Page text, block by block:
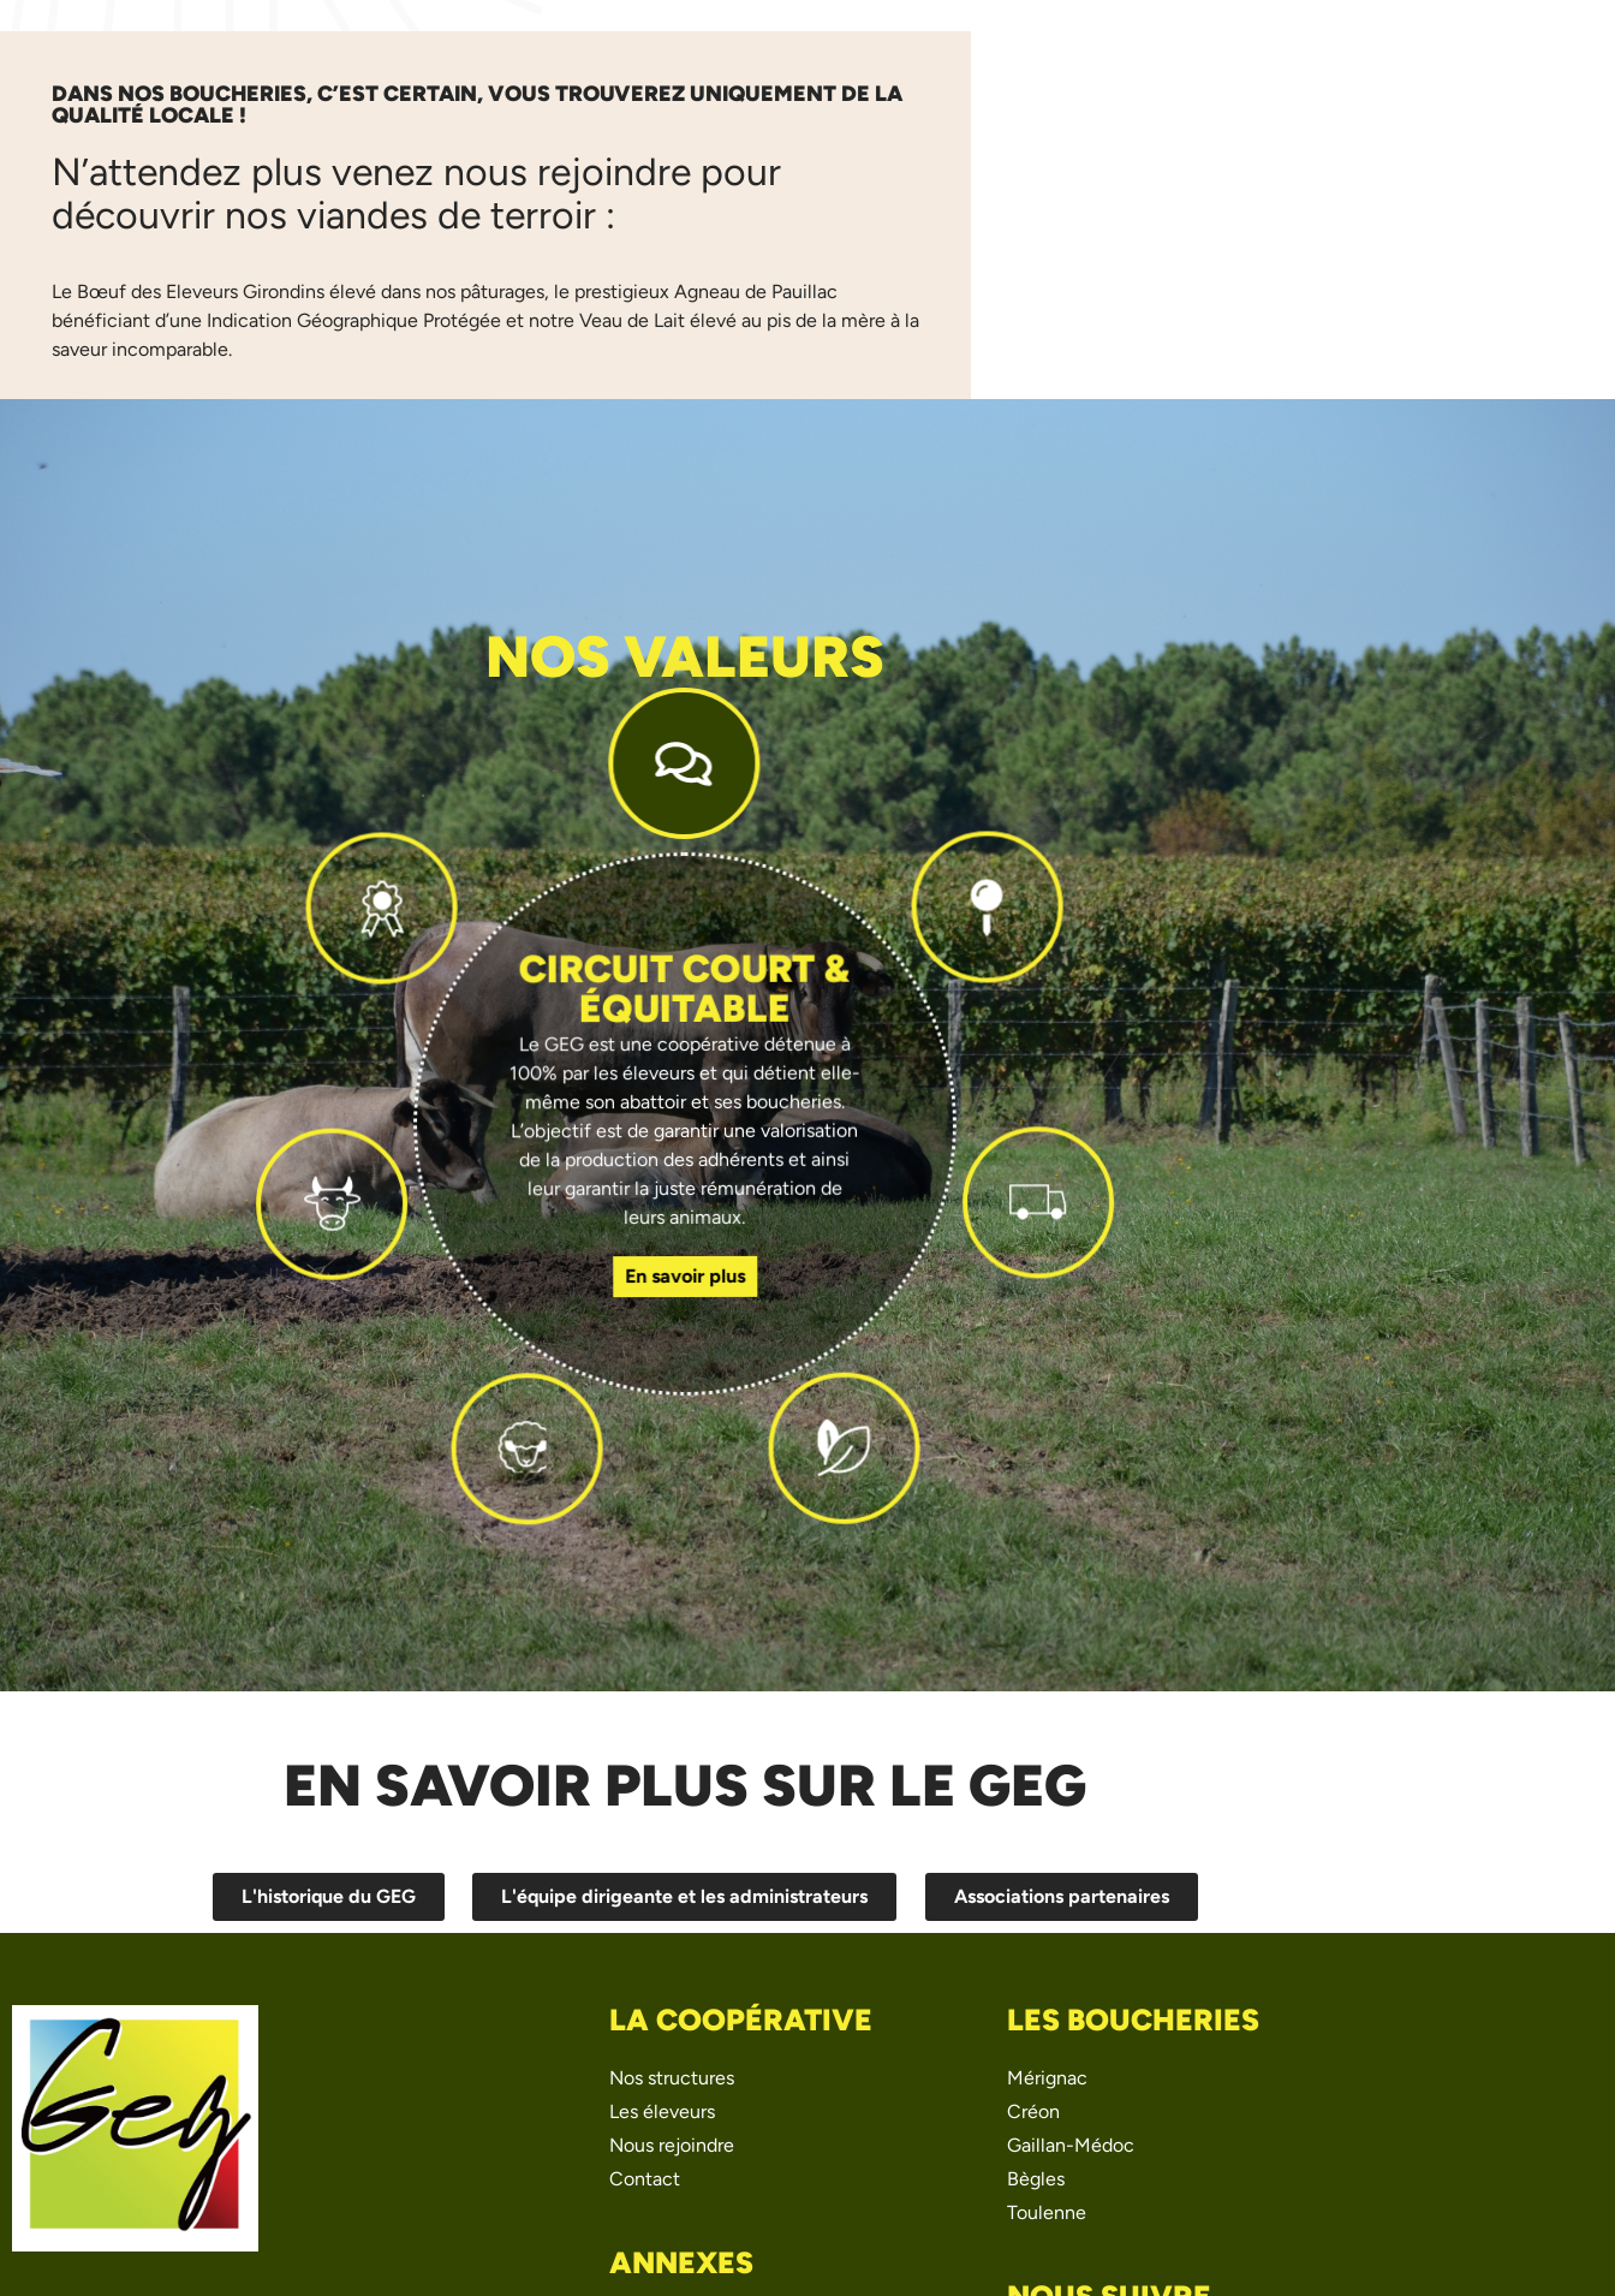
DANS NOS BOUCHERIES, C’EST CERTAIN, VOUS TROUVEREZ UNIQUEMENT DE LA
QUALITÉ LOCALE !
N’attendez plus venez nous rejoindre pour
découvrir nos viandes de terroir :
Le Bœuf des Eleveurs Girondins élevé dans nos pâturages, le prestigieux Agneau de Pauillac
bénéficiant d’une Indication Géographique Protégée et notre Veau de Lait élevé au pis de la mère à la
saveur incomparable.
NOS VALEURS
CIRCUIT COURT &
ÉQUITABLE
Le GEG est une coopérative détenue à
100% par les éleveurs et qui détient elle-
même son abattoir et ses boucheries.
L’objectif est de garantir une valorisation
de la production des adhérents et ainsi
leur garantir la juste rémunération de
leurs animaux.
En savoir plus
EN SAVOIR PLUS SUR LE GEG
L'historique du GEG L'équipe dirigeante et les administrateurs Associations partenaires
LA COOPÉRATIVE
Nos structures
Les éleveurs
Nous rejoindre
Contact
ANNEXES
LES BOUCHERIES
Mérignac
Créon
Gaillan-Médoc
Bègles
Toulenne